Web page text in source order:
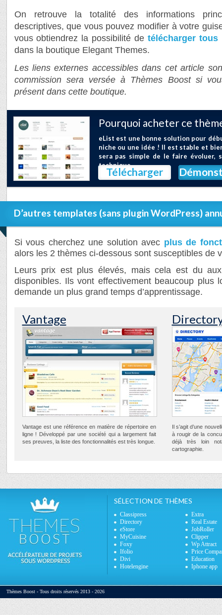
On retrouve la totalité des informations
descriptives, que vous pouvez modifier à votre
vous obtiendrez la possibilité de télécharger tous
dans la boutique Elegant Themes.
Les liens externes accessibles dans cet article
commission sera versée à Thèmes Boost si
présent dans cette boutique.
Pourquoi acheter ce
eList est une bonne solution pour
niche ou une idée ! Il est stable et
sera pas simple de le faire évoluer,
technique
Télécharger
D’autres templates (sans plugin WordPress)
Si vous cherchez une solution avec plus de
alors les 2 thèmes ci-dessous sont susceptibles de
Leurs prix est plus élevés, mais cela est du
disponibles. Ils vont effectivement beaucoup plus
demande un plus grand temps d’apprentissage.
Vantage
Vantage est une référence en matière de répertoire en
ligne ! Développé par une société qui a largement fait
ses preuves, la liste des fonctionnalités est très longue.
Il s’agit d’une
à rougir de la
déjà très loin
cartographie.
SÉLECTION DE THÈMES
Classipress
Extra
Directory
Real Estate
eStore
JobRoller
MyCuisine
Clipper
Foxy
Wp Attract
Ifolio
Price
Divi
Education
Hotelengine
Iphone app
Thèmes Boost - Tous droits réservés 2013 - 2026